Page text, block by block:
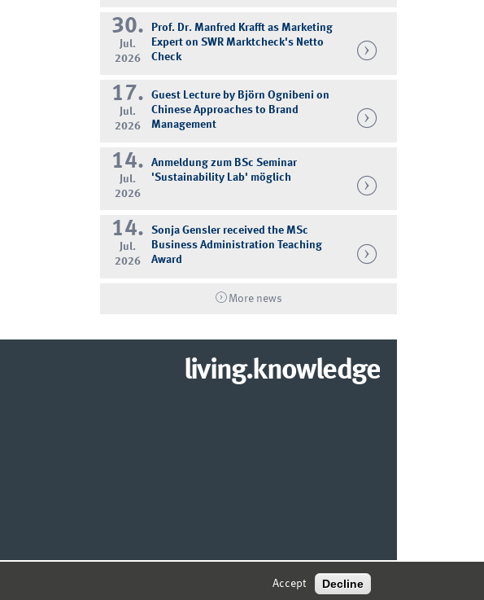
30.
Jul.
2026
Prof. Dr. Manfred Krafft as Marketing
Expert on SWR Marktcheck's Netto
Check
17.
Jul.
2026
Guest Lecture by Björn Ognibeni on
Chinese Approaches to Brand
Management
14.
Jul.
2026
Anmeldung zum BSc Seminar
'Sustainability Lab' möglich
14.
Jul.
2026
Sonja Gensler received the MSc
Business Administration Teaching
Award
More news
living.knowledge
© 2026 MARKETING CENTER MÜNSTER
Accept Decline